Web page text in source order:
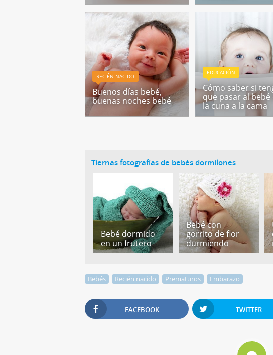
RECIÉN NACIDO
Buenos días bebé,
buenas noches bebé
EDUCACIÓN
Cómo saber si
que pasar al bebé
la cuna a la cama
Tiernas fotografías de bebés dormilones
Bebé dormido
en un frutero
Bebé con
gorrito de flor
durmiendo
Bebés Recién nacido Prematuros Embarazo
FACEBOOK TWITTER